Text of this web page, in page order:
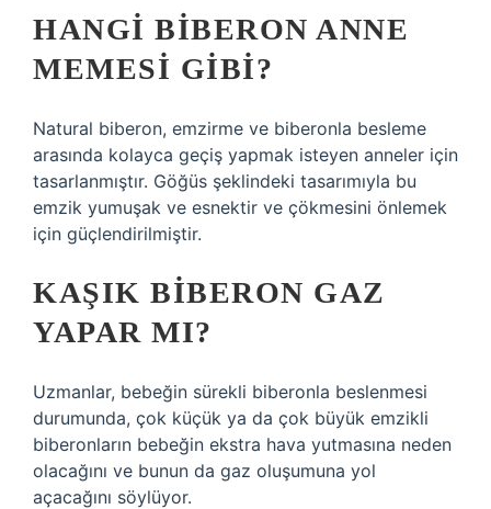
HANGI BIBERON ANNE
MEMESI GIBI?
Natural biberon, emzirme ve biberonla besleme
arasında kolayca geçiş yapmak isteyen anneler için
tasarlanmıştır. Göğüs şeklindeki tasarımıyla bu
emzik yumuşak ve esnektir ve çökmesini önlemek
için güçlendirilmiştir.
KAŞIK BIBERON GAZ
YAPAR MI?
Uzmanlar, bebeğin sürekli biberonla beslenmesi
durumunda, çok küçük ya da çok büyük emzikli
biberonların bebeğin ekstra hava yutmasına neden
olacağını ve bunun da gaz oluşumuna yol
açacağını söylüyor.